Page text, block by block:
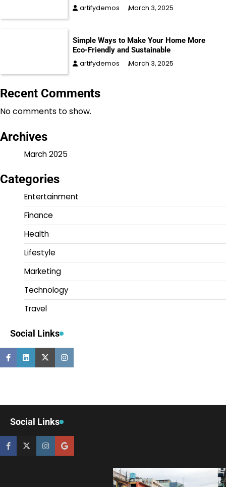
artifydemos March 3, 2025
Simple Ways to Make Your Home More
Eco-Friendly and Sustainable
artifydemos March 3, 2025
Recent Comments
No comments to show.
Archives
March 2025
Categories
Entertainment
Finance
Health
Lifestyle
Marketing
Technology
Travel
Social Links
Social Links